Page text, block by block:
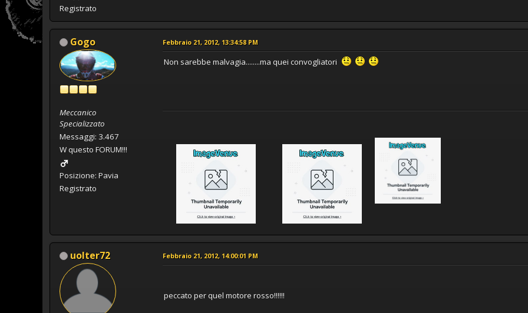
Registrato
Gogo
Meccanico
Specializzato
Messaggi: 3.467
W questo FORUM!!!
Posizione: Pavia
Registrato
Febbraio 21, 2012, 13:34:58 PM
Non sarebbe malvagia........ma quei convogliatori
uolter72 Febbraio 21, 2012, 14:00:01 PM
peccato per quel motore rosso!!!!!!